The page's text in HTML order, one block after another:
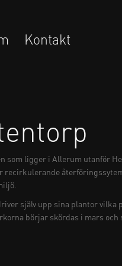
Kontakt
som ligger i Allerum utanför
recirkulerande
själv upp sina plantor vilka
börjar skördas i mars och